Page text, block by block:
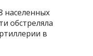
населенных
обстреляла
в